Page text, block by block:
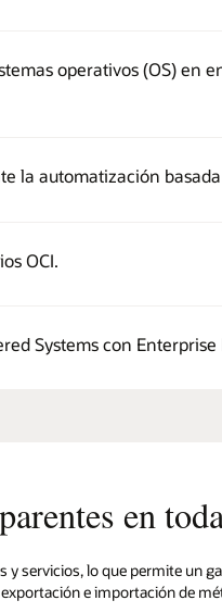
operativos (OS) en
la automatización
OCI.
Systems con
en
servicios, lo que permite un
e importación de